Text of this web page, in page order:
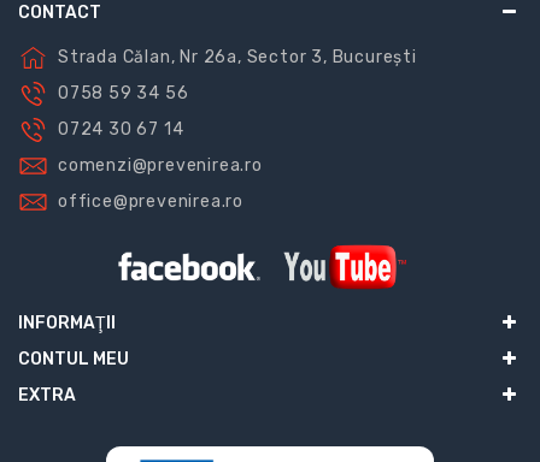
CONTACT
Strada Călan, Nr 26a, Sector 3, București
0758 59 34 56
0724 30 67 14
comenzi@prevenirea.ro
office@prevenirea.ro
INFORMAŢII
CONTUL MEU
EXTRA